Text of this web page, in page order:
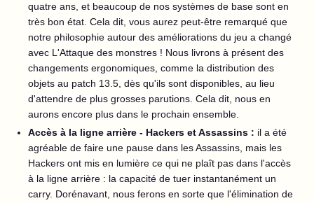
quatre ans, et beaucoup de nos systèmes de base sont en
très bon état. Cela dit, vous aurez peut-être remarqué que
notre philosophie autour des améliorations du jeu a changé
avec L'Attaque des monstres ! Nous livrons à présent des
changements ergonomiques, comme la distribution des
objets au patch 13.5, dès qu'ils sont disponibles, au lieu
d'attendre de plus grosses parutions. Cela dit, nous en
aurons encore plus dans le prochain ensemble.
Accès à la ligne arrière - Hackers et Assassins : il a été
agréable de faire une pause dans les Assassins, mais les
Hackers ont mis en lumière ce qui ne plaît pas dans l'accès
à la ligne arrière : la capacité de tuer instantanément un
carry. Dorénavant, nous ferons en sorte que l'élimination de